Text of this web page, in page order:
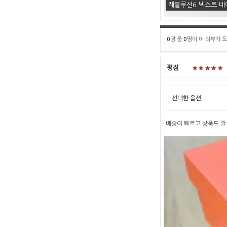
레볼루션6 넥스트 네
0명 중 0명이 이 리뷰가
평점
선택한 옵션
배송이 빠르고 상품도